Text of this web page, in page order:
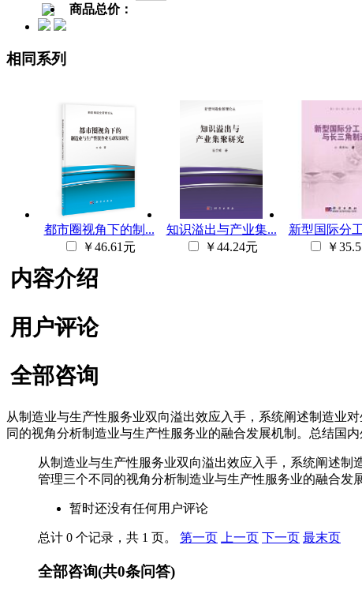
商品总价：
相同系列
都市圈视角下的制...
￥46.61元
知识溢出与产业集...
￥44.24元
新型国际分
￥
内容介绍
用户评论
全部咨询
从制造业与生产性服务业双向溢出效应入手，系统阐述制造业
同的视角分析制造业与生产性服务业的融合发展机制。总结国
从制造业与生产性服务业双向溢出效应入手，系统阐述
管理三个不同的视角分析制造业与生产性服务业的融合发
暂时还没有任何用户评论
总计 0 个记录，共 1 页。 第一页 上一页 下一页 最末页
全部咨询(共0条问答)